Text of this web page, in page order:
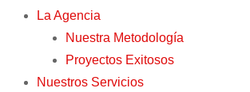
La Agencia
Nuestra Metodología
Proyectos Exitosos
Nuestros Servicios